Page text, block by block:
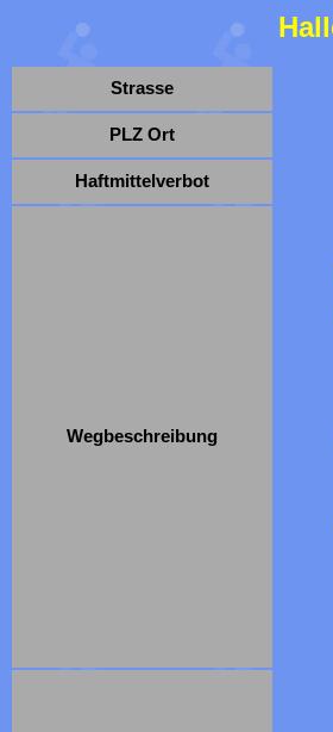
Strasse
PLZ Ort
Haftmittelverbot
Wegbeschreibung